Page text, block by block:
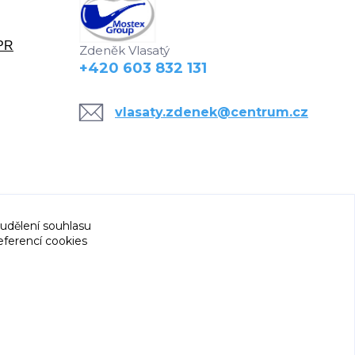
Zdeněk Vlasatý
+420 603 832 131
vlasaty.zdenek@centrum.cz
souhlasu
cookies